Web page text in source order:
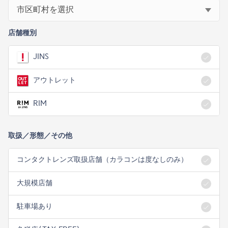
店舗種別
JINS
アウトレット
RIM
取扱／形態／その他
コンタクトレンズ取扱店舗（カラコンは度なしのみ）
大規模店舗
駐車場あり